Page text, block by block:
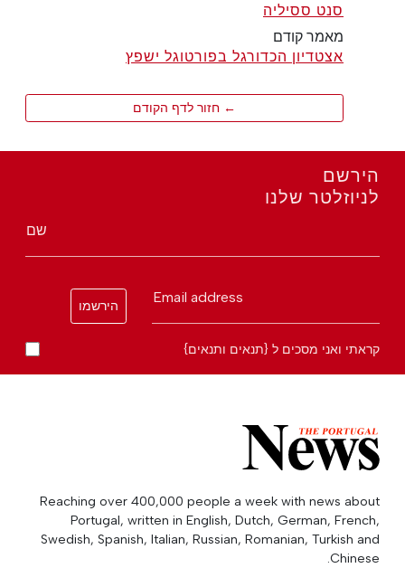
סנט ססיליה
מאמר קודם
אצטדיון הכדורגל בפורטוגל ישפץ
← חזור לדף הקודם
הירשם
לניוזלטר שלנו
שם
Email address
הירשמו
קראתי ואני מסכים ל {תנאים ותנאים}
Reaching over 400,000 people a week with news about
Portugal, written in English, Dutch, German, French,
Swedish, Spanish, Italian, Russian, Romanian, Turkish and
Chinese.